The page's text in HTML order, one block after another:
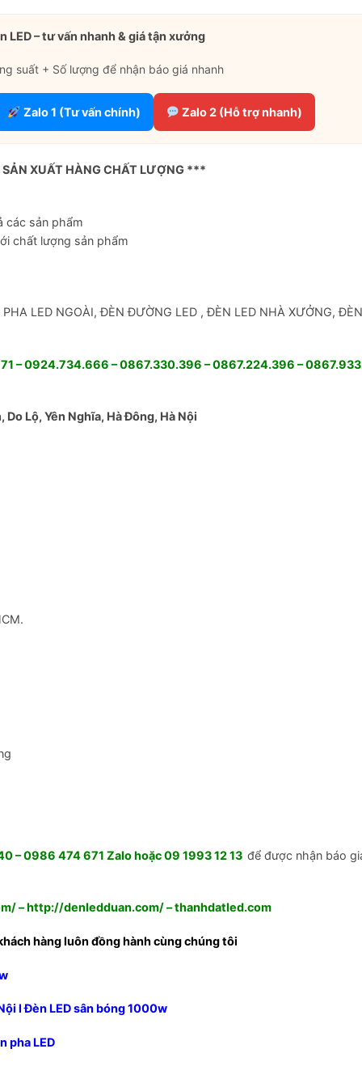
LED – tư vấn nhanh & giá tận xưởng
suất + Số lượng để nhận báo giá nhanh
Zalo 1 (Tư vấn chính) Zalo 2 (Hỗ trợ nhanh)
XUẤT HÀNG CHẤT LƯỢNG ***
các sản phẩm
chất lượng sản phẩm
LED NGOÀI, ĐÈN ĐƯỜNG LED , ĐÈN LED NHÀ XƯỞNG,
– 0924.734.666 – 0867.330.396 – 0867.224.396 –
Lộ, Yên Nghĩa, Hà Đông, Hà Nội
– 0986 474 671 Zalo hoặc 09 1993 12 13 để được nhận báo
–http://denledduan.com/–thanhdatled.com
hàng luôn đồng hành cùng chúng tôi
l Đèn LED sân bóng 1000w
pha LED